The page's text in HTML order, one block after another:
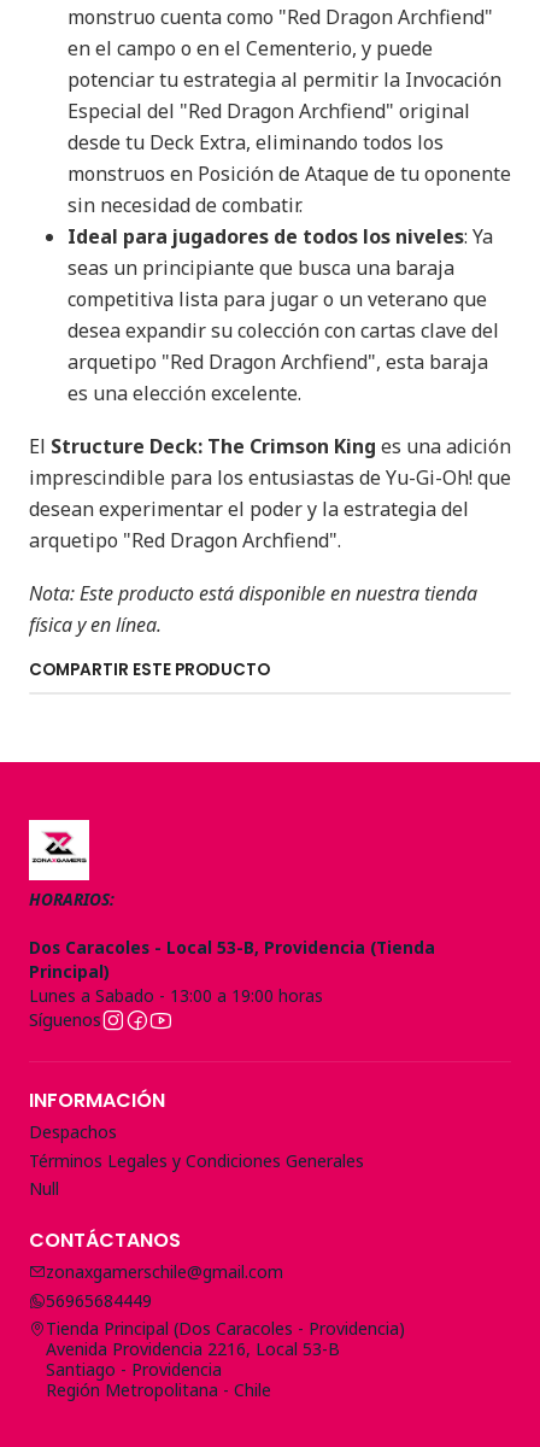
monstruo cuenta como "Red Dragon Archfiend"
en el campo o en el Cementerio, y puede
potenciar tu estrategia al permitir la Invocación
Especial del "Red Dragon Archfiend" original
desde tu Deck Extra, eliminando todos los
monstruos en Posición de Ataque de tu oponente
sin necesidad de combatir.​
Ideal para jugadores de todos los niveles: Ya
seas un principiante que busca una baraja
competitiva lista para jugar o un veterano que
desea expandir su colección con cartas clave del
arquetipo "Red Dragon Archfiend", esta baraja
es una elección excelente.​
El Structure Deck: The Crimson King es una adición
imprescindible para los entusiastas de Yu-Gi-Oh! que
desean experimentar el poder y la estrategia del
arquetipo "Red Dragon Archfiend".​
Nota: Este producto está disponible en nuestra tienda
física y en línea.
COMPARTIR ESTE PRODUCTO
HORARIOS:
Dos Caracoles - Local 53-B, Providencia (Tienda
Principal)
Lunes a Sabado - 13:00 a 19:00 horas
Síguenos
INFORMACIÓN
Despachos
Términos Legales y Condiciones Generales
Null
CONTÁCTANOS
zonaxgamerschile@gmail.com
56965684449
Tienda Principal (Dos Caracoles - Providencia)
Avenida Providencia 2216, Local 53-B
Santiago - Providencia
Región Metropolitana - Chile